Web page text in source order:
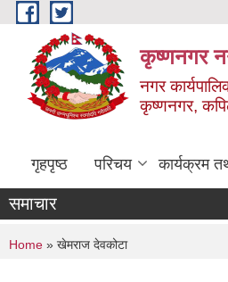
Skip to main content
कृष्णनगर
नगर
कृष्णनगर,
गृहपृष्ठ परिचय कार्यक्रम
समाचार
You are here
Home » खेमराज देवकोटा